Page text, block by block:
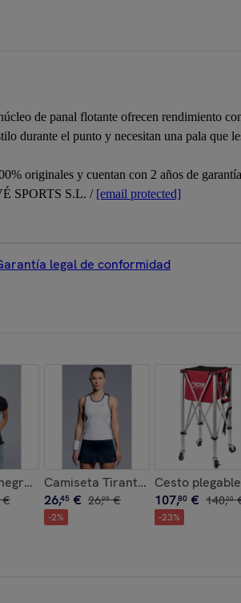
de panal flotante ofrecen rendimiento
durante el punto y necesitan una pala que
originales y cuentan con 2 años de
SPORTS S.L. / [email protected]
legal de conformidad
Azul Atardecer
para mujer
€
Camiseta Tirantes Mujer TEAM
26,45 € 26,99 €
-2%
Cesto
107,80 € 140,00
-23%